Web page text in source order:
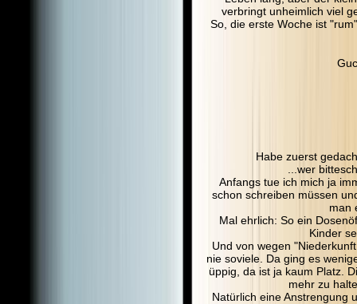
verbringt unheimlich viel
So, die erste Woche ist
Habe zuerst
...wer
Anfangs tue ich mich ja
schon schreiben müssen
man
Mal ehrlich: So ein
Kinder
Und von wegen
nie soviele. Da ging es
üppig, da ist ja kaum Platz.
mehr zu
Natürlich eine Anstrengung